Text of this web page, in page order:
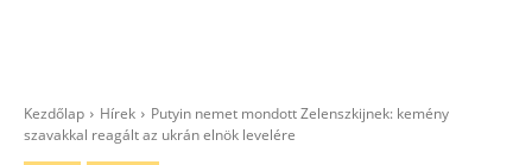
Kezdőlap Hírek
Putyin nemet mondott Zelenszkijnek: kemény
szavakkal reagált az ukrán elnök levelére